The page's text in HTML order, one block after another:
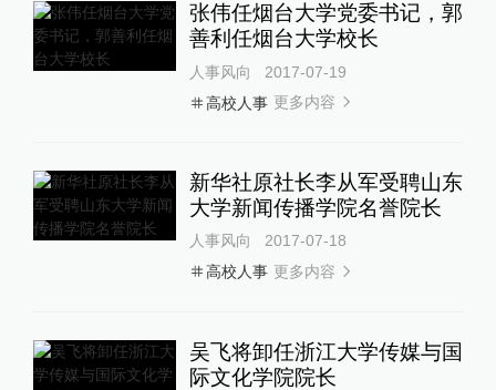
张伟任烟台大学党委书记，郭
善利任烟台大学校长
人事风向
2017-07-19
高校人事 更多内容
新华社原社长李从军受聘山东
大学新闻传播学院名誉院长
人事风向
2017-07-18
高校人事 更多内容
吴飞将卸任浙江大学传媒与国
际文化学院院长